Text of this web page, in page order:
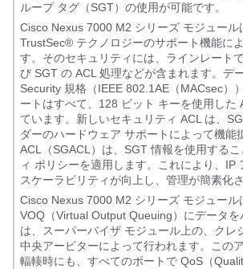
ループ タグ（SGT）の使用が可能です。
Cisco Nexus 7000 M2 シリーズ モジュー
TrustSec® テクノロジーのサポート機能に
す。そのセキュリティには、ラインレート
び SGT の ACL 処理などが含まれます。デ
Security 規格（IEEE 802.1AE（MACsec）
ートはすべて、128 ビット キーを使用した
ています。新しいセキュリティ ACL は、
ダーのハードウェア サポートによって機
ACL（SGACL）は、SGT 情報を使用する
ィ ポリシーを適用します。これにより、
スケーラビリティが向上し、管理が簡素化さ
Cisco Nexus 7000 M2 シリーズ モジュー
VOQ（Virtual Output Queuing）にデータ
は、スーパーバイザ モジュール上の、ク
中央アービターによって行われます。この
輻輳時にも、すべてのポートで QoS（